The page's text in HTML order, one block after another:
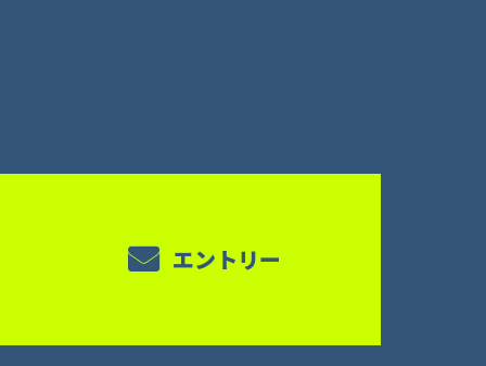
エントリー